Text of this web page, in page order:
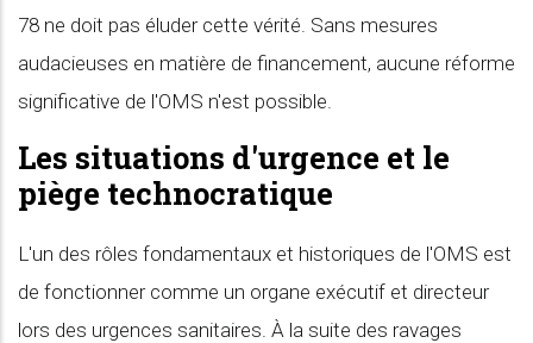
78 ne doit pas éluder cette vérité. Sans mesures
audacieuses en matière de financement, aucune réforme
significative de l'OMS n'est possible.
Les situations d'urgence et le
piège technocratique
L'un des rôles fondamentaux et historiques de l'OMS est
de fonctionner comme un organe exécutif et directeur
lors des urgences sanitaires. À la suite des ravages